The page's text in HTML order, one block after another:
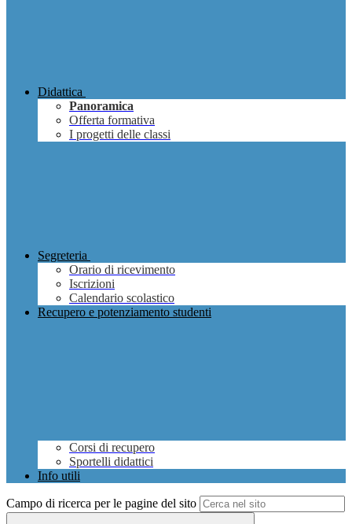
Didattica
Panoramica
Offerta formativa
I progetti delle classi
Segreteria
Orario di ricevimento
Iscrizioni
Calendario scolastico
Recupero e potenziamento studenti
Corsi di recupero
Sportelli didattici
Info utili
Campo di ricerca per le pagine del sito